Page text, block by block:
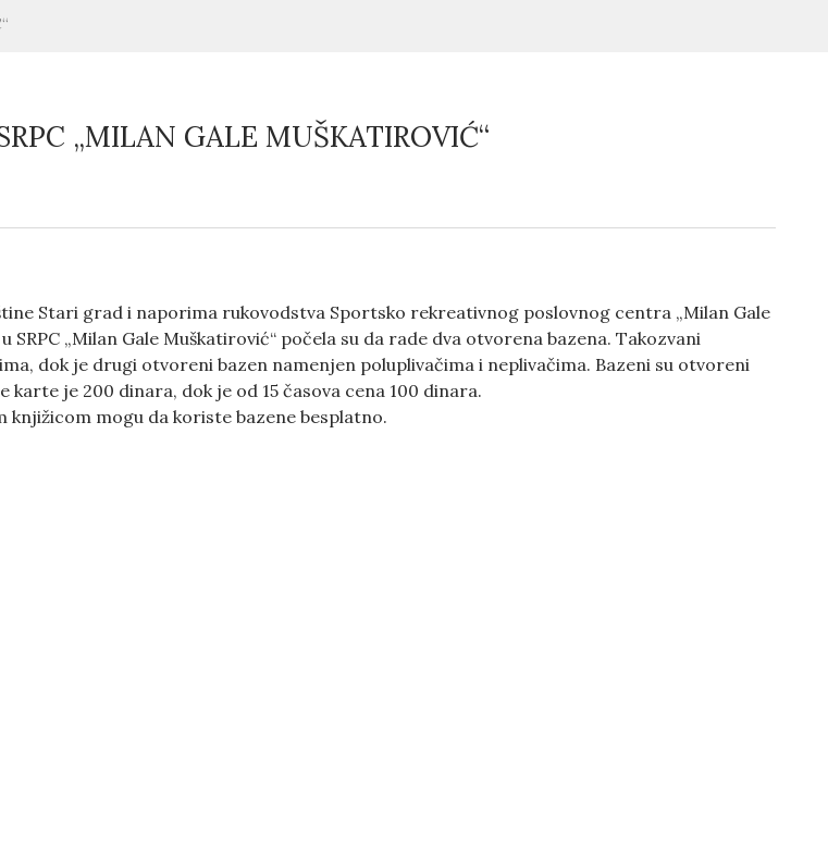
„MILAN GALE MUŠKATIROVIĆ“
Stari grad i naporima rukovodstva Sportsko rekreativnog poslovnog centra „Milan Gale
SRPC „Milan Gale Muškatirović“ počela su da rade dva otvorena bazena. Takozvani
dok je drugi otvoreni bazen namenjen poluplivačima i neplivačima. Bazeni su otvoreni
karte je 200 dinara, dok je od 15 časova cena 100 dinara.
knjižicom mogu da koriste bazene besplatno.